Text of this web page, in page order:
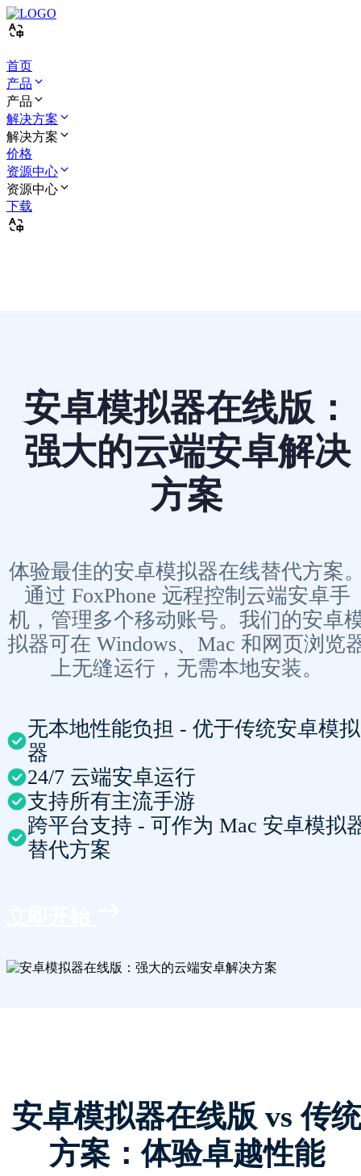
首页
产品
产品
解决方案
解决方案
价格
资源中心
资源中心
下载
安卓模拟器在线版：
强大的云端安卓解决
方案
体验最佳的安卓模拟器在线替代方案
通过 FoxPhone 远程控制云端安卓手
机，管理多个移动账号。我们的安卓
拟器可在 Windows、Mac 和网页浏览
上无缝运行，无需本地安装。
无本地性能负担 - 优于传统安卓模拟
器
24/7 云端安卓运行
支持所有主流手游
跨平台支持 - 可作为 Mac 安卓模拟
替代方案
安卓模拟器在线版 vs 传统
方案：体验卓越性能